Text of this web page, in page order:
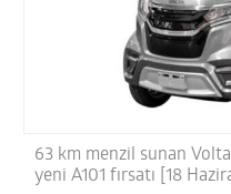
63 km menzil sunan
yeni A101 fırsatı [18